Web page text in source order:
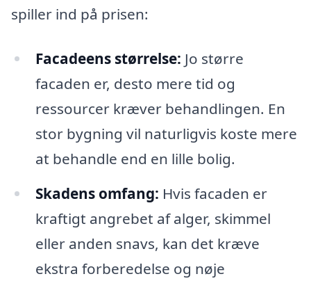
spiller ind på prisen:
Facadeens størrelse: Jo større
facaden er, desto mere tid og
ressourcer kræver behandlingen. En
stor bygning vil naturligvis koste mere
at behandle end en lille bolig.
Skadens omfang: Hvis facaden er
kraftigt angrebet af alger, skimmel
eller anden snavs, kan det kræve
ekstra forberedelse og nøje